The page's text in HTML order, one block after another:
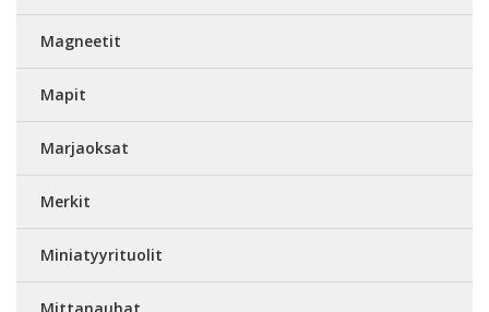
Magneetit
Mapit
Marjaoksat
Merkit
Miniatyyrituolit